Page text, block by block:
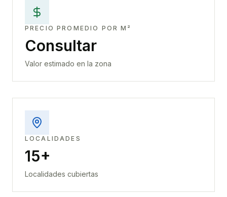
PRECIO PROMEDIO POR M²
Consultar
Valor estimado en la zona
LOCALIDADES
15+
Localidades cubiertas